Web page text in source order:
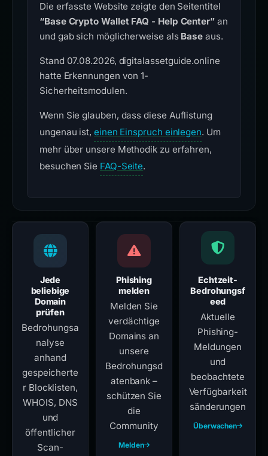
Die erfasste Website zeigte den Seitentitel
“Base Crypto Wallet FAQ - Help Center”an
und gab sich möglicherweise als Base aus.
Stand 07.08.2026, digitalassetguide.online
hatte Erkennungen von 1-
Sicherheitsmodulen.
Wenn Sie glauben, dass diese Auflistung
ungenau ist, einen Einspruch einlegen. Um
mehr über unsere Methodik zu erfahren,
besuchen Sie FAQ-Seite.
Jede
beliebige
Domain
prüfen
Bedrohungsa
nalyse
anhand
gespeicherte
r Blocklisten,
WHOIS, DNS
und
öffentlicher
Scan-
Phishing
melden
Melden Sie
verdächtige
Domains an
unsere
Bedrohungsd
atenbank –
schützen Sie
die
Community
Melden
Echtzeit-
Bedrohungsf
eed
Aktuelle
Phishing-
Meldungen
und
beobachtete
Verfügbarkeit
sänderungen
Überwachen